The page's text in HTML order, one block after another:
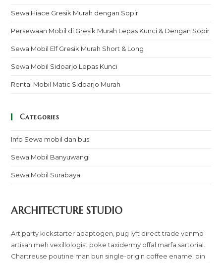
Sewa Hiace Gresik Murah dengan Sopir
Persewaan Mobil di Gresik Murah Lepas Kunci & Dengan Sopir
Sewa Mobil Elf Gresik Murah Short & Long
Sewa Mobil Sidoarjo Lepas Kunci
Rental Mobil Matic Sidoarjo Murah
Categories
Info Sewa mobil dan bus
Sewa Mobil Banyuwangi
Sewa Mobil Surabaya
ARCHITECTURE STUDIO
Art party kickstarter adaptogen, pug lyft direct trade venmo
artisan meh vexillologist poke taxidermy offal marfa sartorial.
Chartreuse poutine man bun single-origin coffee enamel pin